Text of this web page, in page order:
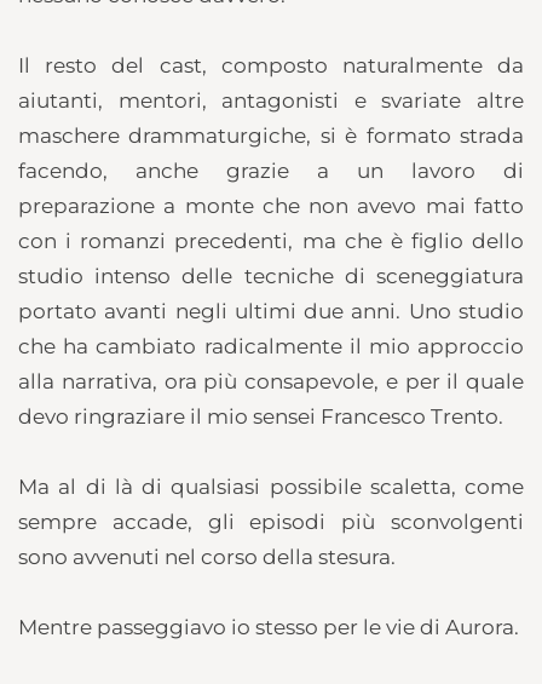
Il resto del cast, composto naturalmente da
aiutanti, mentori, antagonisti e svariate altre
maschere drammaturgiche, si è formato strada
facendo, anche grazie a un lavoro di
preparazione a monte che non avevo mai fatto
con i romanzi precedenti, ma che è figlio dello
studio intenso delle tecniche di sceneggiatura
portato avanti negli ultimi due anni. Uno studio
che ha cambiato radicalmente il mio approccio
alla narrativa, ora più consapevole, e per il quale
devo ringraziare il mio sensei Francesco Trento.
Ma al di là di qualsiasi possibile scaletta, come
sempre accade, gli episodi più sconvolgenti
sono avvenuti nel corso della stesura.
Mentre passeggiavo io stesso per le vie di Aurora.